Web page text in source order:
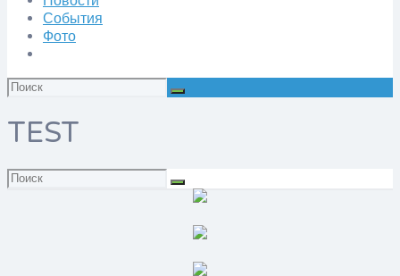
События
Фото
Искать:
TEST
Искать: